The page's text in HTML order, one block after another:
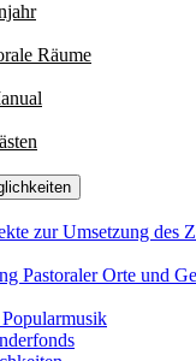
Räume
zur Umsetzung des
Pastoraler Orte und